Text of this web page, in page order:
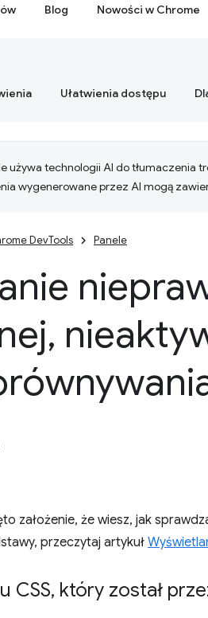
Blog Nowości w Chrome
Ułatwienia dostępu
używa technologii AI do tłumaczenia
wygenerowane przez AI mogą
DevTools Panele
,
założenie, że wiesz, jak
przeczytaj artykuł
CSS, który został